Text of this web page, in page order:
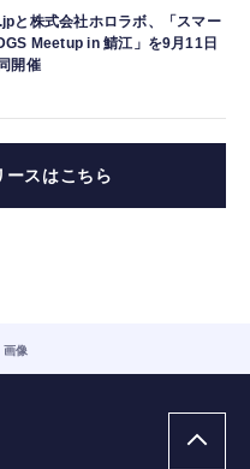
と株式会社ホロラボ、「スマー
Meetup in 鯖江」を9月11日
開催
ースはこちら
画像